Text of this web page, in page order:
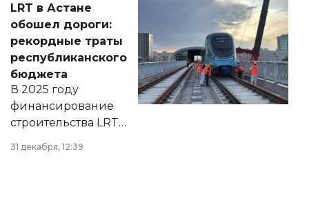
документ
появился в базе
нормативных
правовых актов и
на сайте маслихат
города.
LRT в Астане
обошел дороги:
рекордные траты
республиканского
бюджета
В 2025 году
финансирование
строительства LRT
в Астане из
республиканского
31 декабря, 12:39